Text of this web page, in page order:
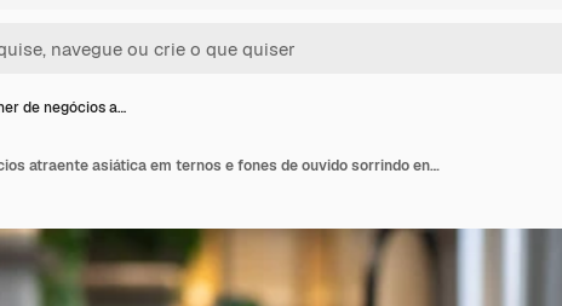
de negócios a…
Mulher de negócios atraente asiática em ternos e fones de ouvido sorrindo enquanto trabalha com o computador